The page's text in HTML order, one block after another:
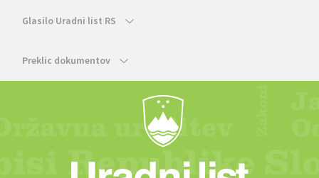
Glasilo Uradni list RS
Preklic dokumentov